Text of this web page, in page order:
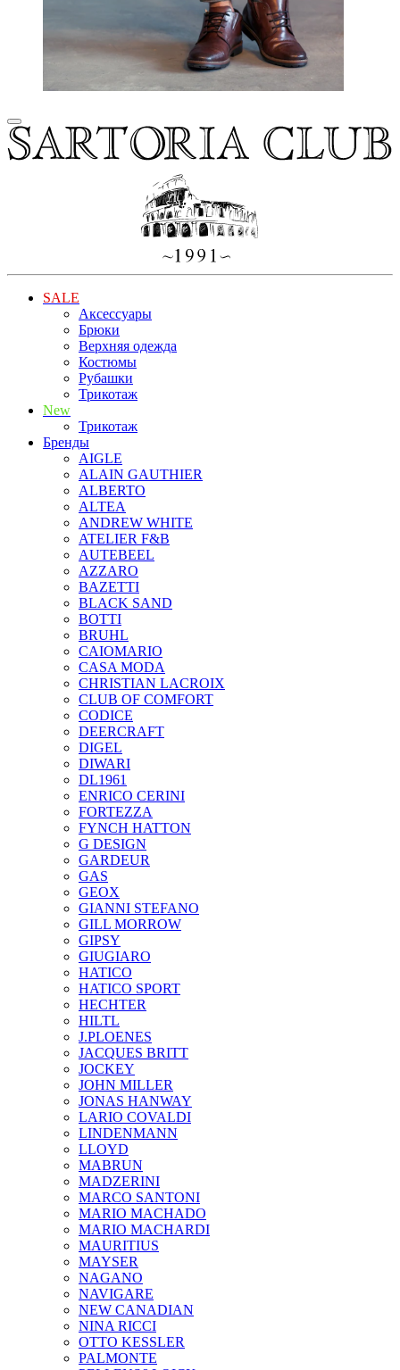
SALE
Аксессуары
Брюки
Верхняя одежда
Костюмы
Рубашки
Трикотаж
New
Трикотаж
Бренды
AIGLE
ALAIN GAUTHIER
ALBERTO
ALTEA
ANDREW WHITE
ATELIER F&B
AUTEBEEL
AZZARO
BAZETTI
BLACK SAND
BOTTI
BRUHL
CAIOMARIO
CASA MODA
CHRISTIAN LACROIX
CLUB OF COMFORT
CODICE
DEERCRAFT
DIGEL
DIWARI
DL1961
ENRICO CERINI
FORTEZZA
FYNCH HATTON
G DESIGN
GARDEUR
GAS
GEOX
GIANNI STEFANO
GILL MORROW
GIPSY
GIUGIARO
HATICO
HATICO SPORT
HECHTER
HILTL
J.PLOENES
JAСQUES BRITT
JOCKEY
JOHN MILLER
JONAS HANWAY
LARIO COVALDI
LINDENMANN
LLOYD
MABRUN
MADZERINI
MARCO SANTONI
MARIO MACHADO
MARIO MACHARDI
MAURITIUS
MAYSER
NAGANO
NAVIGARE
NEW CANADIAN
NINA RICCI
OTTO KESSLER
PALMONTE